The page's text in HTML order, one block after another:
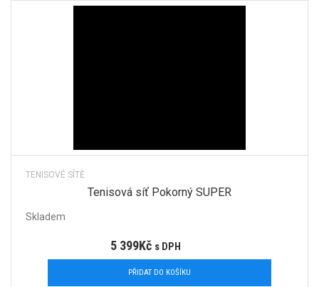
TENISOVÉ SÍTĚ
Tenisová síť Pokorný SUPER
5 399Kč s DPH
Skladem
PŘIDAT DO KOŠÍKU